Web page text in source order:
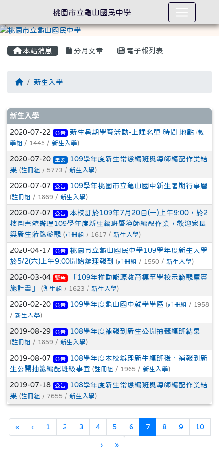
本站消息 分月文章 電子報列表
回首頁新生入學
文章列表
新生入學
2020-07-22 公告 新生暑期學藝活動-上課名單 時間 地點 (教
學組 / 1445 / 新生入學)
2020-07-20 重要
109學年度新生常態編班與導師編配作業結
果 (註冊組 / 5773 / 新生入學)
2020-07-07 公告 109學年桃園市立龜山國中新生暑期行事曆
(註冊組 / 1869 / 新生入學)
2020-07-07 公告
本校訂於109年7月20日(一)上午9:00，於2
樓圖書館辦理109學年度新生編班暨導師編配作業，歡迎家長
與新生蒞臨參觀 (註冊組 / 1617 / 新生入學)
2020-04-17 公告
桃園市立龜山國民中學109學年度新生入學
於5/2(六)上午9:00開始辦理報到
(註冊組 / 1550 / 新生入學)
2020-03-04 緊急
「109年推動能源教育標竿學校示範觀摩實
施計畫」
(衛生組 / 1623 / 新生入學)
2020-02-20 公告 109學年度龜山國中就學學區 (註冊組 / 1958
/ 新生入學)
2019-08-29 公告 108學年度補報到新生公開抽籤編班結果
(註冊組 / 1859 / 新生入學)
2019-08-07 公告
108學年度本校辦理新生編班後，補報到新
生公開抽籤編配班級事宜 (註冊組 / 1965 / 新生入學)
2019-07-18 公告
108學年度新生常態編班與導師編配作業結
果 (註冊組 / 7655 / 新生入學)
«第一頁
‹上一頁
1 2 3 4 5 6 7(目前頁次)
8 9 10
›下一頁
»最後頁
桃園市立龜山國民中學